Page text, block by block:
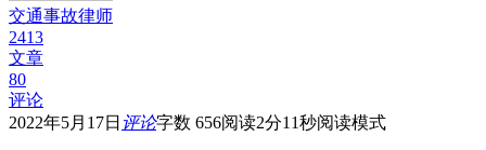
交通事故律师
2413
文章
80
评论
2022年5月17日 评论字数 656阅读2分11秒阅读模式